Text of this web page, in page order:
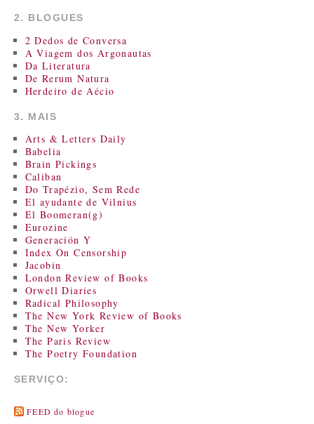
2. BLOGUES
2 Dedos de Conversa
A Viagem dos Argonautas
Da Literatura
De Rerum Natura
Herdeiro de Aécio
3. MAIS
Arts & Letters Daily
Babelia
Brain Pickings
Caliban
Do Trapézio, Sem Rede
El ayudante de Vilnius
El Boomeran(g)
Eurozine
Generación Y
Index On Censorship
Jacobin
London Review of Books
Orwell Diaries
Radical Philosophy
The New York Review of Books
The New Yorker
The Paris Review
The Poetry Foundation
SERVIÇO:
FEED do blogue